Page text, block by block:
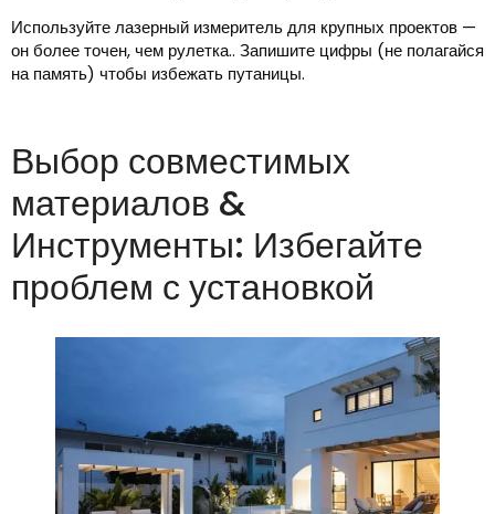
Используйте лазерный измеритель для крупных проектов —
он более точен, чем рулетка.. Запишите цифры (не полагайся
на память) чтобы избежать путаницы.
Выбор совместимых
материалов &
Инструменты: Избегайте
проблем с установкой